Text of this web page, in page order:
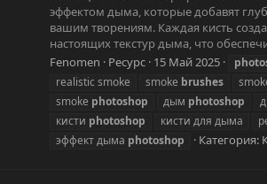
эффектом дыма, которые добавят
вашим творениям. Каждая кисть
настоящих текстур дыма, что
Fenomen
Ресурс 15 Май 2025
realistic smoke
smoke brushes
smoke photoshop дым photoshop
кисти photoshop кисти для дыма
эффект дыма photoshop Категория: